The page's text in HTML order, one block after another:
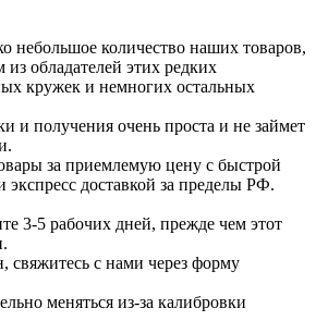
небольшое количество наших товаров,
обладателей этих редких
кружек и немногих остальных
и получения очень проста и не займет
за приемлемую цену с быстрой
экспресс доставкой за пределы РФ.
3-5 рабочих дней, прежде чем этот
свяжитесь с нами через форму
меняться из-за калибровки